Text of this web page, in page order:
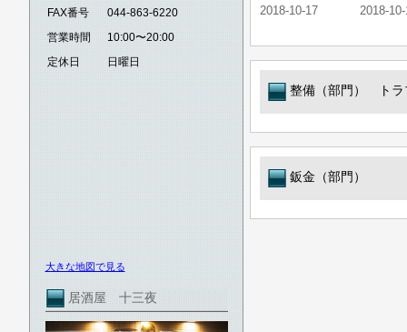
FAX番号
044-863-6220
営業時間
10:00〜20:00
定休日
日曜日
大きな地図で見る
居酒屋 十三夜
2018-10-17
2018-
整備（部門） トラ
鈑金（部門）